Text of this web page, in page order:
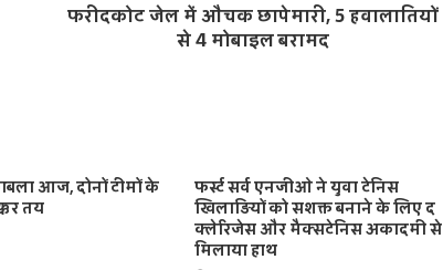
फरीदकोट जेल में औचक छापेमारी, 5 हवालातियों
से 4 मोबाइल बरामद
आज, दोनों टीमों के
तय
फर्स्ट सर्व एनजीओ ने युवा टेनिस
खिलाड़ियों को सशक्त बनाने के लिए द
क्लेरिजेस और मैक्सटेनिस अकादमी से
मिलाया हाथ